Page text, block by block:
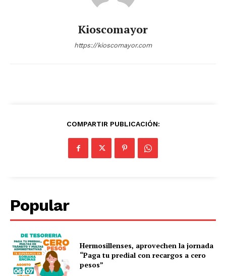
Kioscomayor
https://kioscomayor.com
COMPARTIR PUBLICACIÓN:
Popular
Hermosillenses, aprovechen la jornada
“Paga tu predial con recargos a cero
pesos”